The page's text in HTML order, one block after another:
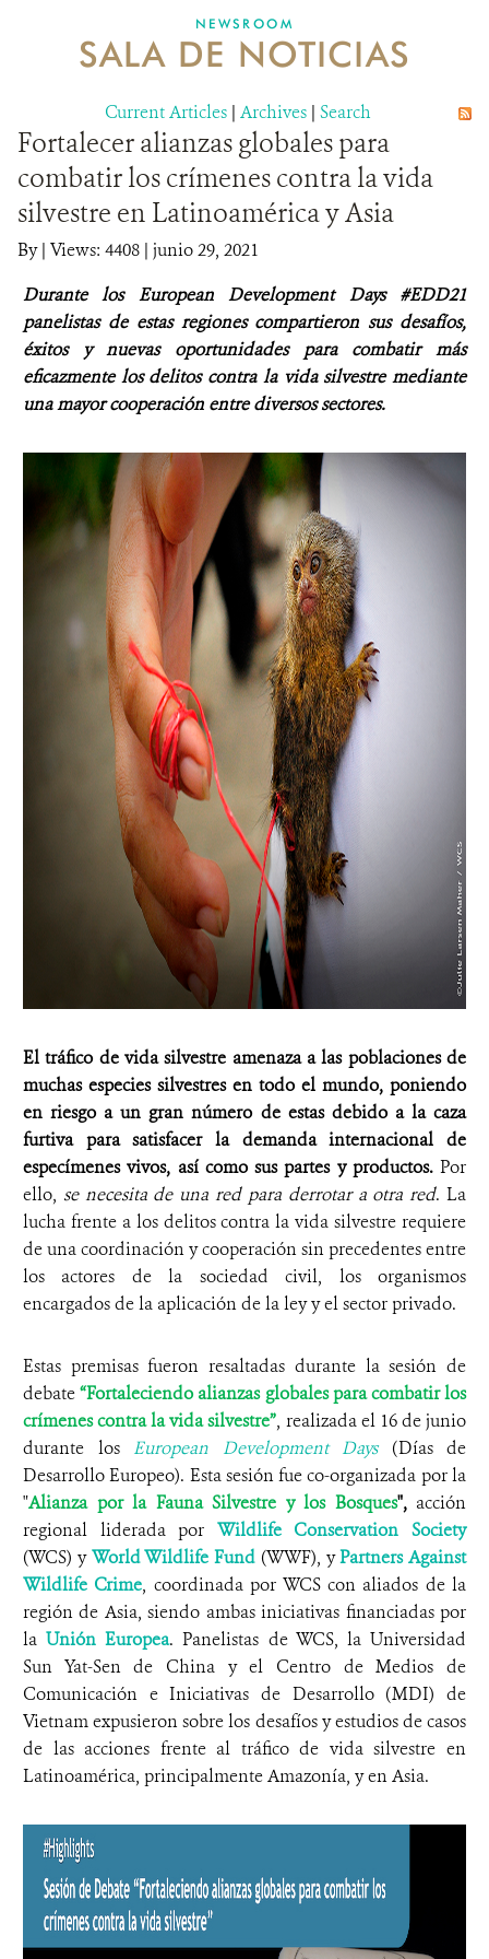
MECANISMO DE ATENCIÓN DE QUEJAS Y RECLAMOS
DONA
NEWSROOM
SALA DE NOTICIAS
Current Articles | Archives | Search
Fortalecer alianzas globales para
combatir los crímenes contra la vida
silvestre en Latinoamérica y Asia
By| Views: 4408 | junio 29, 2021
Durante los European Development Days #EDD21
panelistas de estas regiones compartieron sus desafíos,
éxitos y nuevas oportunidades para combatir más
eficazmente los delitos contra la vida silvestre mediante
una mayor cooperación entre diversos sectores.
El tráfico de vida silvestre amenaza a las poblaciones de
muchas especies silvestres en todo el mundo, poniendo
en riesgo a un gran número de estas debido a la caza
furtiva para satisfacer la demanda internacional de
especímenes vivos, así como sus partes y productos.Por
ello, se necesita de una red para derrotar a otra red. La
lucha frente a los delitos contra la vida silvestre requiere
de una coordinación y cooperación sin precedentes entre
los actores de la sociedad civil, los organismos
encargados de la aplicación de la ley y el sector privado.
Estas premisas fueron resaltadas durante la sesión de
debate“Fortaleciendo alianzas globales para combatir los
crímenes contra la vida silvestre”, realizada el 16 de junio
durante los European Development Days(Días de
Desarrollo Europeo). Esta sesión fue co-organizada por la
"Alianza por la Fauna Silvestre y los Bosques", acción
regional liderada por Wildlife Conservation Society
(WCS) yWorld Wildlife Fund (WWF), yPartners Against
Wildlife Crime, coordinada por WCS con aliados de la
región de Asia, siendo ambas iniciativas financiadas por
laUnión Europea. Panelistas de WCS, la Universidad
Sun Yat-Sen de China y el Centro de Medios de
Comunicación e Iniciativas de Desarrollo (MDI) de
Vietnam expusieron sobre los desafíos y estudios de casos
de las acciones frente al tráfico de vida silvestre en
Latinoamérica, principalmente Amazonía, y en Asia.